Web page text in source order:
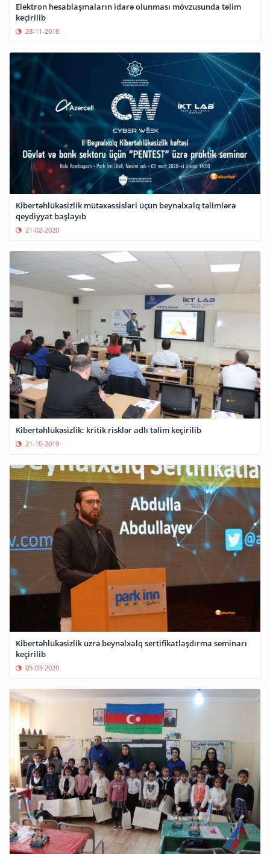
Elektron hesablaşmaların idarə olunması mövzusunda təlim
keçirilib
28-11-2018
Kibertəhlükəsizlik mütəxəssisləri üçün beynəlxalq təlimlərə
qeydiyyat başlayıb
21-02-2020
Kibertəhlükəsizlik: kritik risklər adlı təlim keçirilib
21-10-2019
Kibertəhlükəsizlik üzrə beynəlxalq sertifikatlaşdırma seminarı
keçirilib
05-03-2020